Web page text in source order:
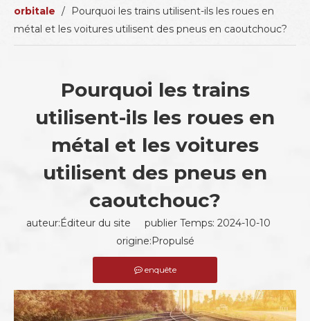
orbitale /
Pourquoi les trains utilisent-ils les roues en
métal et les voitures utilisent des pneus en caoutchouc?
Pourquoi les trains
utilisent-ils les roues en
métal et les voitures
utilisent des pneus en
caoutchouc?
auteur:Éditeur du site publier Temps: 2024-10-10
origine:Propulsé
enquête